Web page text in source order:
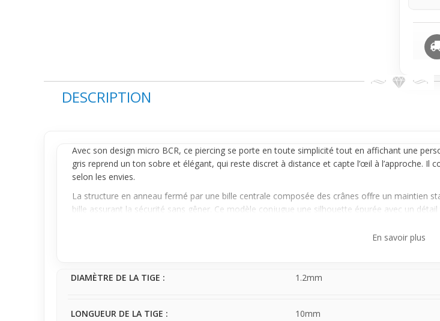
DESCRIPTION
Avec son design micro BCR, ce piercingse porte en toute simplicité tout en affichant une
gris reprend un ton sobre et élégant, qui reste discretà distance et capte l’œil à l’approche. Il
selon les envies.
La structure en anneau fermé par une bille centrale composée des crânes offre un maintien
bille assurant la sécurité sans gêner. Ce modèle conjugue une silhouette épurée avec un
celles et ceux qui cherchent à affirmer leur style avec une pièce originale sans faire de
En savoir plus
DIAMÈTRE DE LA TIGE : 1.2mm
LONGUEUR DE LA TIGE : 10mm